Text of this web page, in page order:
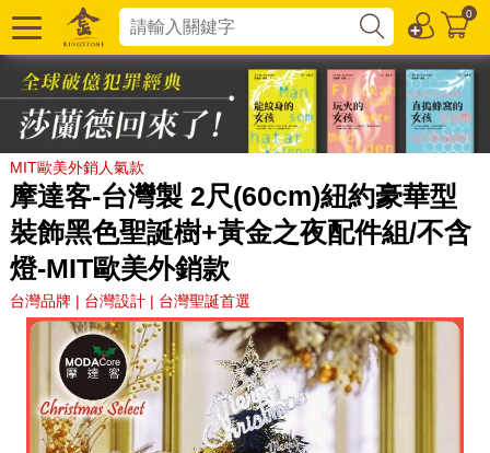
0
MIT歐美外銷人氣款
摩達客-台灣製 2尺(60cm)紐約豪華型
裝飾黑色聖誕樹+黃金之夜配件組/不含
燈-MIT歐美外銷款
台灣品牌 | 台灣設計 | 台灣聖誕首選